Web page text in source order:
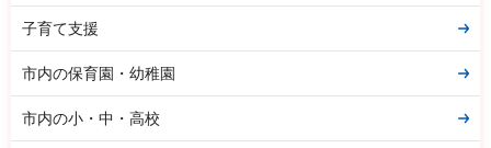
子育て支援
市内の保育園・幼稚園
市内の小・中・高校